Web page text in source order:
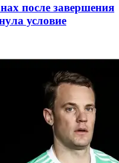
после завершения
условие